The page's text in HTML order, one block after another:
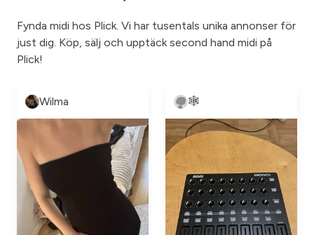
Fynda midi hos Plick. Vi har tusentals unika annonser för
just dig. Köp, sälj och upptäck second hand midi på
Plick!
Wilma 🕸️